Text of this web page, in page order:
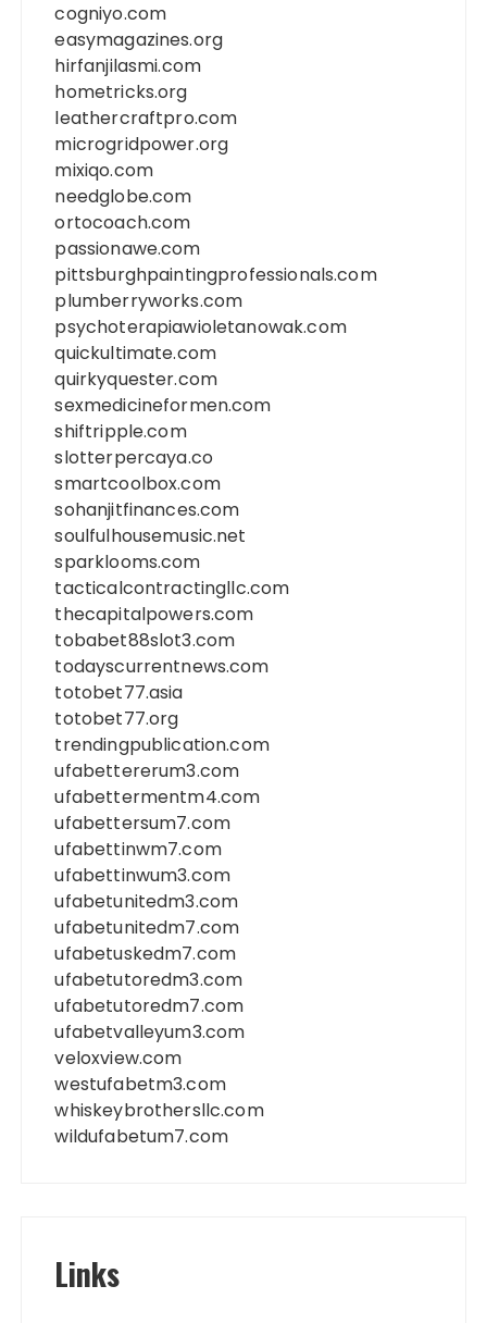
cogniyo.com
easymagazines.org
hirfanjilasmi.com
hometricks.org
leathercraftpro.com
microgridpower.org
mixiqo.com
needglobe.com
ortocoach.com
passionawe.com
pittsburghpaintingprofessionals.com
plumberryworks.com
psychoterapiawioletanowak.com
quickultimate.com
quirkyquester.com
sexmedicineformen.com
shiftripple.com
slotterpercaya.co
smartcoolbox.com
sohanjitfinances.com
soulfulhousemusic.net
sparklooms.com
tacticalcontractingllc.com
thecapitalpowers.com
tobabet88slot3.com
todayscurrentnews.com
totobet77.asia
totobet77.org
trendingpublication.com
ufabettererum3.com
ufabettermentm4.com
ufabettersum7.com
ufabettinwm7.com
ufabettinwum3.com
ufabetunitedm3.com
ufabetunitedm7.com
ufabetuskedm7.com
ufabetutoredm3.com
ufabetutoredm7.com
ufabetvalleyum3.com
veloxview.com
westufabetm3.com
whiskeybrothersllc.com
wildufabetum7.com
Links